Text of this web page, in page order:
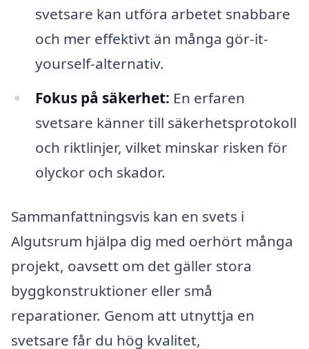
svetsare kan utföra arbetet snabbare
och mer effektivt än många gör-it-
yourself-alternativ.
Fokus på säkerhet: En erfaren
svetsare känner till säkerhetsprotokoll
och riktlinjer, vilket minskar risken för
olyckor och skador.
Sammanfattningsvis kan en svets i
Algutsrum hjälpa dig med oerhört många
projekt, oavsett om det gäller stora
byggkonstruktioner eller små
reparationer. Genom att utnyttja en
svetsare får du hög kvalitet,